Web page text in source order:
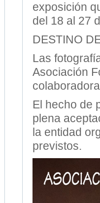
exposición
del 18 al 27
DESTINO
Las
Asociación
El hecho de
plena
la entidad
previstos.